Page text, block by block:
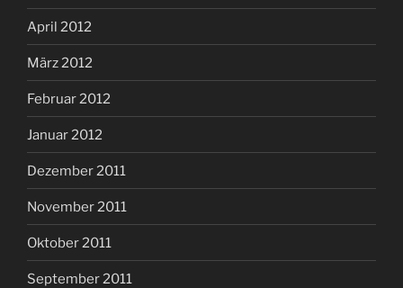
April 2012
März 2012
Februar 2012
Januar 2012
Dezember 2011
November 2011
Oktober 2011
September 2011